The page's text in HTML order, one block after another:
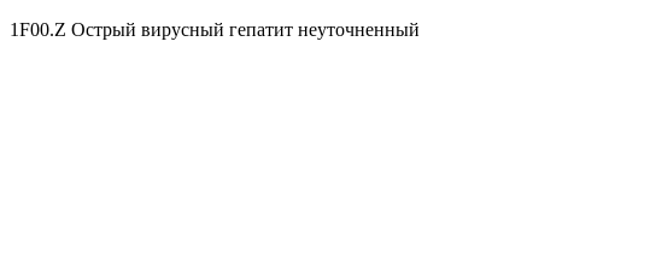
1F00.Z Острый вирусный гепатит неуточненный